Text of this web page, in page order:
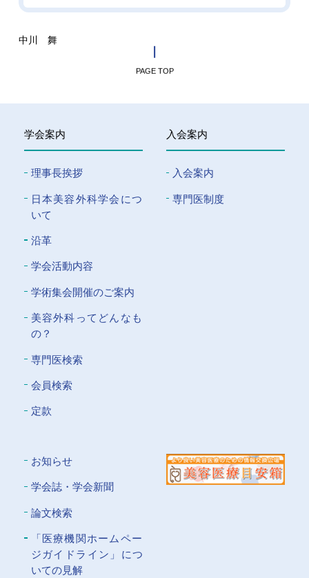
中川 舞
PAGE TOP
学会案内
理事長挨拶
⽇本美容外科学会につ
いて
沿革
学会活動内容
学術集会開催のご案内
美容外科ってどんなも
の？
専門医検索
会員検索
定款
入会案内
入会案内
専門医制度
お知らせ
学会誌・学会新聞
論文検索
「医療機関ホームペー
ジガイドライン」につ
いての⾒解